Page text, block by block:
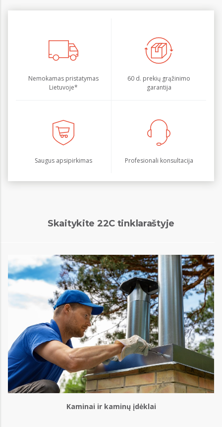
Nemokamas pristatymas
Lietuvoje*
60 d. prekių grąžinimo
garantija
Saugus apsipirkimas Profesionali konsultacija
Skaitykite 22C tinklaraštyje
Kaminai ir kaminų įdėklai